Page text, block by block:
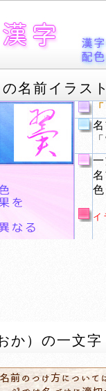
名前イラス
イ
か）の一文